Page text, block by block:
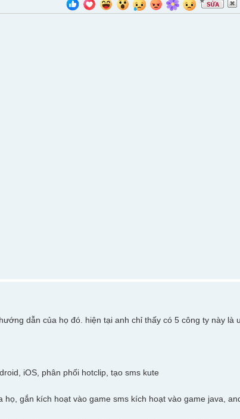
dẫn của họ đó. hiện tại anh chỉ thấy có 5 công ty này là
iOS, phân phối hotclip, tạo sms kute
gắn kích hoạt vào game sms kích hoạt vào game java,